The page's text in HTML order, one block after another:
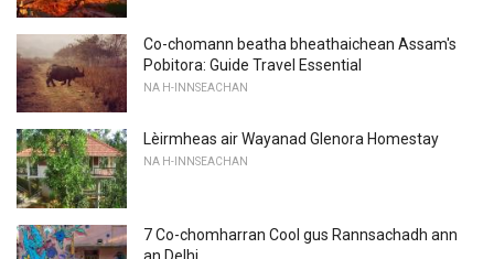
Co-chomann beatha bheathaichean Assam's
Pobitora: Guide Travel Essential
NA H-INNSEACHAN
Lèirmheas air Wayanad Glenora Homestay
NA H-INNSEACHAN
7 Co-chomharran Cool gus Rannsachadh ann